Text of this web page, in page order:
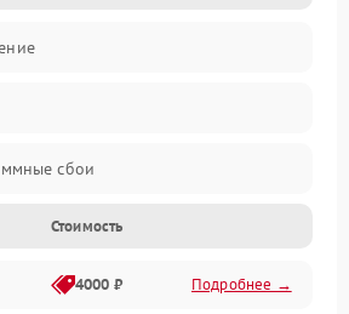
сбои
Стоимость
4000 ₽ Подробнее →